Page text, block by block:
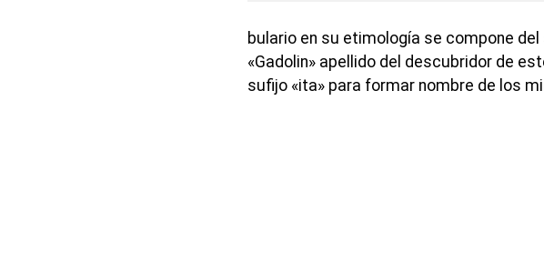
bulario en su etimología se compone
«Gadolin» apellido del descubridor de
sufijo «ita» para formar nombre de los